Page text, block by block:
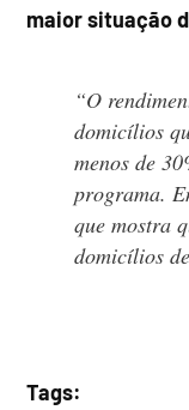
maior situação
“O
domicílios
menos de
programa.
que mostra
domicílios
Tags: